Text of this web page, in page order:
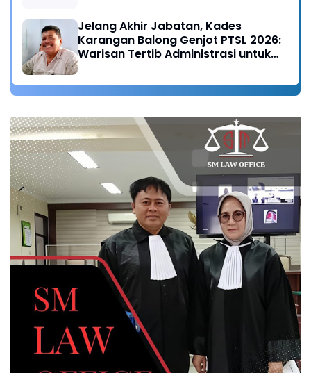
Jelang Akhir Jabatan, Kades
Karangan Balong Genjot PTSL 2026:
Warisan Tertib Administrasi untuk